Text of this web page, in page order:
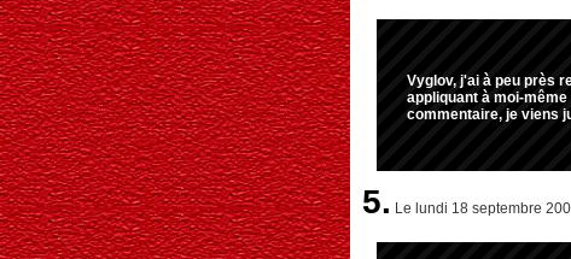
Vyglov, j'ai à peu près
appliquant à moi-
commentaire, je viens
5. Le lundi 18 septembre